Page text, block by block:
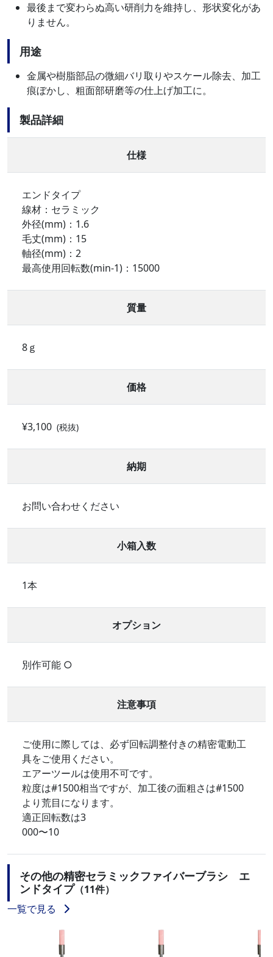
最後まで変わらぬ高い研削力を維持し、形状変化があ
りません。
用途
金属や樹脂部品の微細バリ取りやスケール除去、加工
痕ぼかし、粗面部研磨等の仕上げ加工に。
製品詳細
仕様
エンドタイプ
線材：セラミック
外径(mm)：1.6
毛丈(mm)：15
軸径(mm)：2
最高使用回転数(min-1)：15000
質量
8ｇ
価格
¥3,100 (税抜)
納期
お問い合わせください
小箱入数
1本
オプション
別作可能 ○
注意事項
ご使用に際しては、必ず回転調整付きの精密電動工
具をご使用ください。
エアーツールは使用不可です。
粒度は#1500相当ですが、加工後の面粗さは#1500
より荒目になります。
適正回転数は3
000〜10
その他の精密セラミックファイバーブラシ エ
ンドタイプ（11件）
一覧で見る